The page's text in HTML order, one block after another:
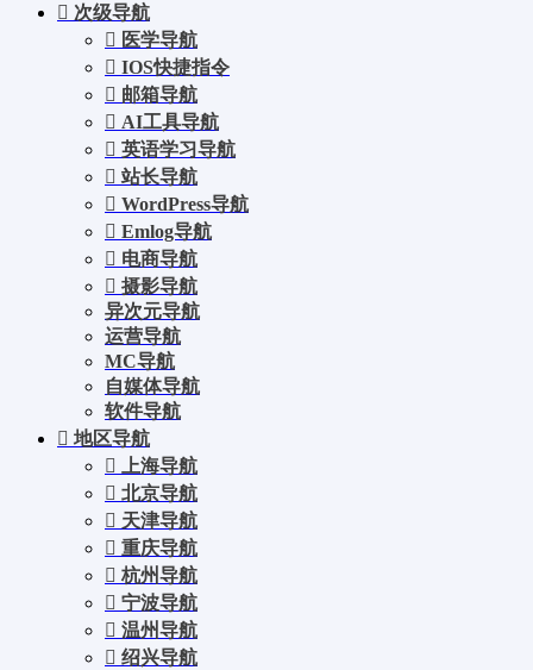
次级导航
医学导航
IOS快捷指令
邮箱导航
AI工具导航
英语学习导航
站长导航
WordPress导航
Emlog导航
电商导航
摄影导航
异次元导航
运营导航
MC导航
自媒体导航
软件导航
地区导航
上海导航
北京导航
天津导航
重庆导航
杭州导航
宁波导航
温州导航
绍兴导航